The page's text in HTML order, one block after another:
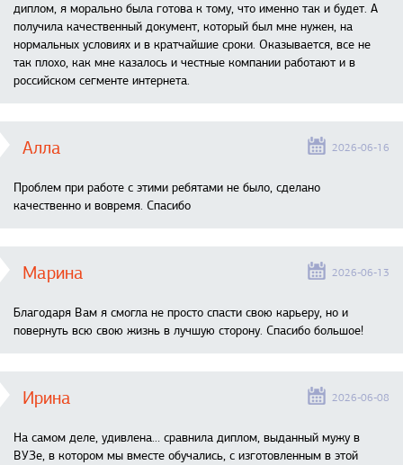
диплом, я морально была готова к тому, что именно так и будет. А
получила качественный документ, который был мне нужен, на
нормальных условиях и в кратчайшие сроки. Оказывается, все не
так плохо, как мне казалось и честные компании работают и в
российском сегменте интернета.
Алла 2026-06-16
Проблем при работе с этими ребятами не было, сделано
качественно и вовремя. Спасибо
Марина 2026-06-13
Благодаря Вам я смогла не просто спасти свою карьеру, но и
повернуть всю свою жизнь в лучшую сторону. Спасибо большое!
Ирина 2026-06-08
На самом деле, удивлена… сравнила диплом, выданный мужу в
ВУЗе, в котором мы вместе обучались, с изготовленным в этой